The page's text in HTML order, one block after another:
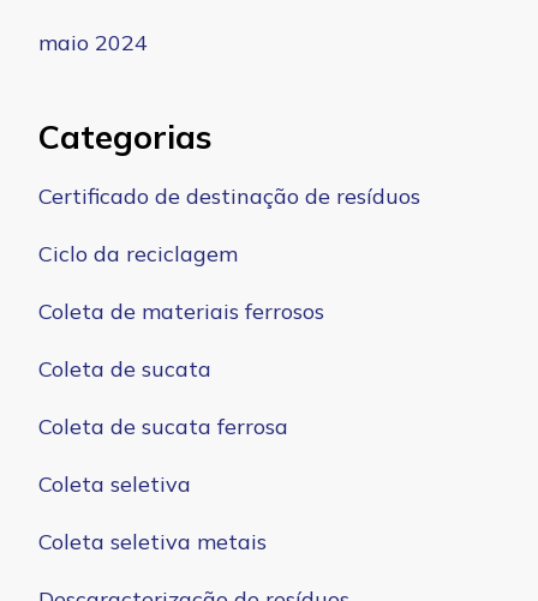
maio 2024
Categorias
Certificado de destinação de resíduos
Ciclo da reciclagem
Coleta de materiais ferrosos
Coleta de sucata
Coleta de sucata ferrosa
Coleta seletiva
Coleta seletiva metais